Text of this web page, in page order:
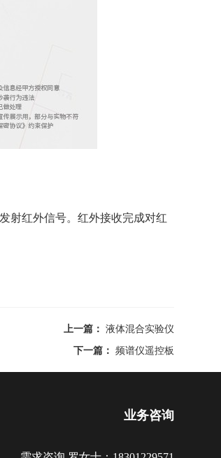
射红外信号。红外接收完成对红
上一篇： 液体混合实验仪
下一篇： 频谱仪遥控板
业务咨询